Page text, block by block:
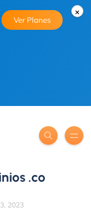
×
Ver Planes
.co
2023